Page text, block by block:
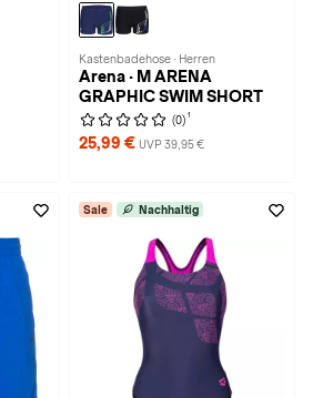
Kastenbadehose · Herren
Arena · M ARENA
GRAPHIC SWIM SHORT
(0) 1
25,99 € UVP 39,95 €
Sale Nachhaltig